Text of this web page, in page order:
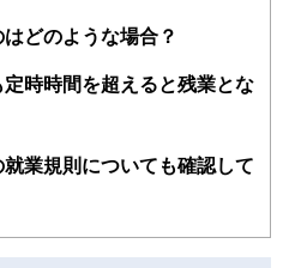
暮らし」に関する書籍・雑誌の編集経
立案から記事掲載まですべての工程に
線のコンテンツを追求しています。
ナー、公認会計士、社会保険労務
ナリスト、キャリアコンサルタントな
を執筆者・監修者として迎え、むず
ている点です。
どのような場合？
時時間を超えると残業とな
業規則についても確認して